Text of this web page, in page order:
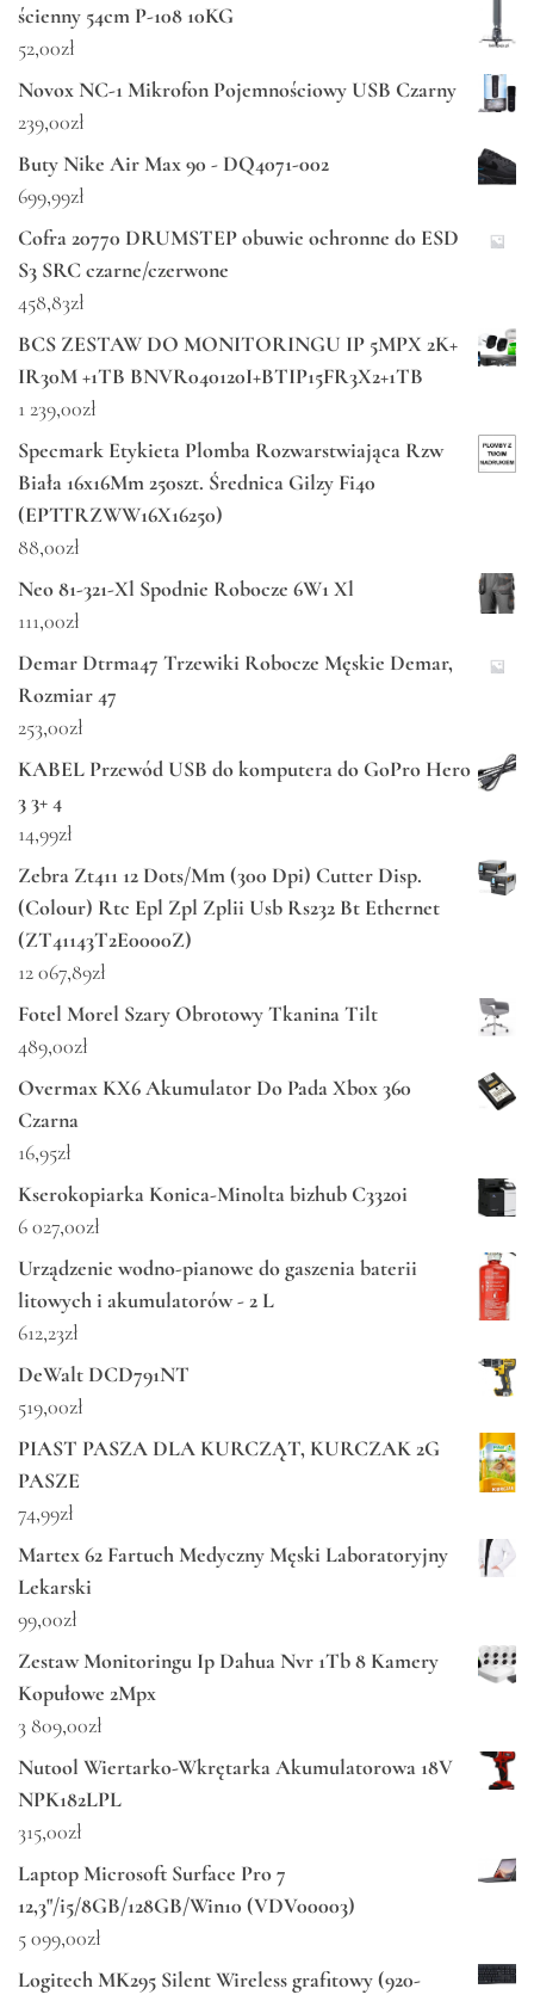
ścienny 54cm P-108 10KG
52,00zł
Novox NC-1 Mikrofon Pojemnościowy USB Czarny
239,00zł
Buty Nike Air Max 90 - DQ4071-002
699,99zł
Cofra 20770 DRUMSTEP obuwie ochronne do ESD
S3 SRC czarne/czerwone
458,83zł
BCS ZESTAW DO MONITORINGU IP 5MPX 2K+
IR30M +1TB BNVR040120I+BTIP15FR3X2+1TB
1 239,00zł
Specmark Etykieta Plomba Rozwarstwiająca Rzw
Biała 16x16Mm 250szt. Średnica Gilzy Fi40
(EPTTRZWW16X16250)
88,00zł
Neo 81-321-Xl Spodnie Robocze 6W1 Xl
111,00zł
Demar Dtrma47 Trzewiki Robocze Męskie Demar,
Rozmiar 47
253,00zł
KABEL Przewód USB do komputera do GoPro Hero
3 3+ 4
14,99zł
Zebra Zt411 12 Dots/Mm (300 Dpi) Cutter Disp.
(Colour) Rtc Epl Zpl Zplii Usb Rs232 Bt Ethernet
(ZT41143T2E0000Z)
12 067,89zł
Fotel Morel Szary Obrotowy Tkanina Tilt
489,00zł
Overmax KX6 Akumulator Do Pada Xbox 360
Czarna
16,95zł
Kserokopiarka Konica-Minolta bizhub C3320i
6 027,00zł
Urządzenie wodno-pianowe do gaszenia baterii
litowych i akumulatorów - 2 L
612,23zł
DeWalt DCD791NT
519,00zł
PIAST PASZA DLA KURCZĄT, KURCZAK 2G
PASZE
74,99zł
Martex 62 Fartuch Medyczny Męski Laboratoryjny
Lekarski
99,00zł
Zestaw Monitoringu Ip Dahua Nvr 1Tb 8 Kamery
Kopułowe 2Mpx
3 809,00zł
Nutool Wiertarko-Wkrętarka Akumulatorowa 18V
NPK182LPL
315,00zł
Laptop Microsoft Surface Pro 7
12,3"/i5/8GB/128GB/Win10 (VDV00003)
5 099,00zł
Logitech MK295 Silent Wireless grafitowy (920-